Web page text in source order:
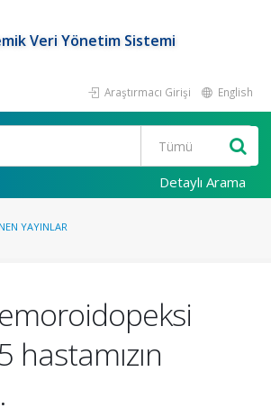
Veri Yönetim Sistemi
Araştırmacı Girişi English
Detaylı Arama
YAYINLAR
hastamızın